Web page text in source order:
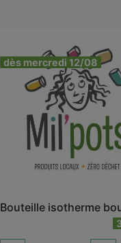
dès mercredi 12/08